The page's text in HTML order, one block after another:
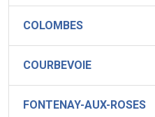
COLOMBES
COURBEVOIE
FONTENAY-AUX-ROSES